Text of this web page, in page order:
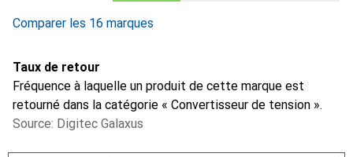
Comparer les 16 marques
Taux de retour
Fréquence à laquelle un produit de cette marque est
retourné dans la catégorie « Convertisseur de tension ».
Source: Digitec Galaxus